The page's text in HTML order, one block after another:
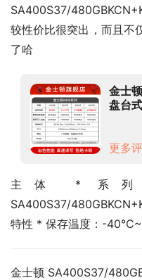
SA400S37/
较性价比很突出，而且不
了哈
金士
盘台
更多
主体 * 系列
SA400S37/
特性 * 保存温度：-
金士顿 SA400S37/